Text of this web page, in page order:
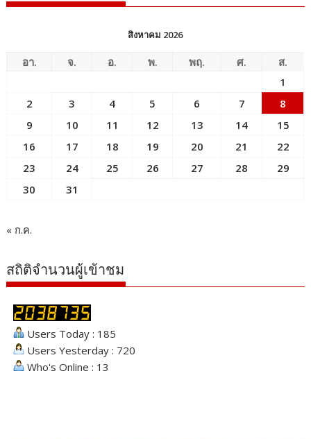
สิงหาคม 2026
อา. จ. อ. พ. พฤ. ศ.
ส.
1
2
3 4 5 6 7
8
9
10 11 12 13 14
15
16
17 18 19 20 21
22
23
24 25 26 27 28
29
30
31
« ก.ค.
สถิติจำนวนผู้เข้าชม
Users Today : 185
Users Yesterday : 720
Who's Online : 13